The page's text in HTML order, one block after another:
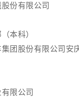
份有限公司
本科）
团股份有限公司安
限公司